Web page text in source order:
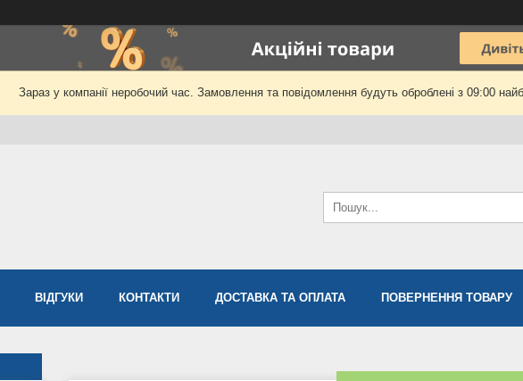
Зараз у компанії неробочий час. Замовлення та повідомлення будуть оброблені з 09:00
ВІДГУКИ КОНТАКТИ ДОСТАВКА ТА ОПЛАТА ПОВЕРНЕННЯ ТОВАРУ